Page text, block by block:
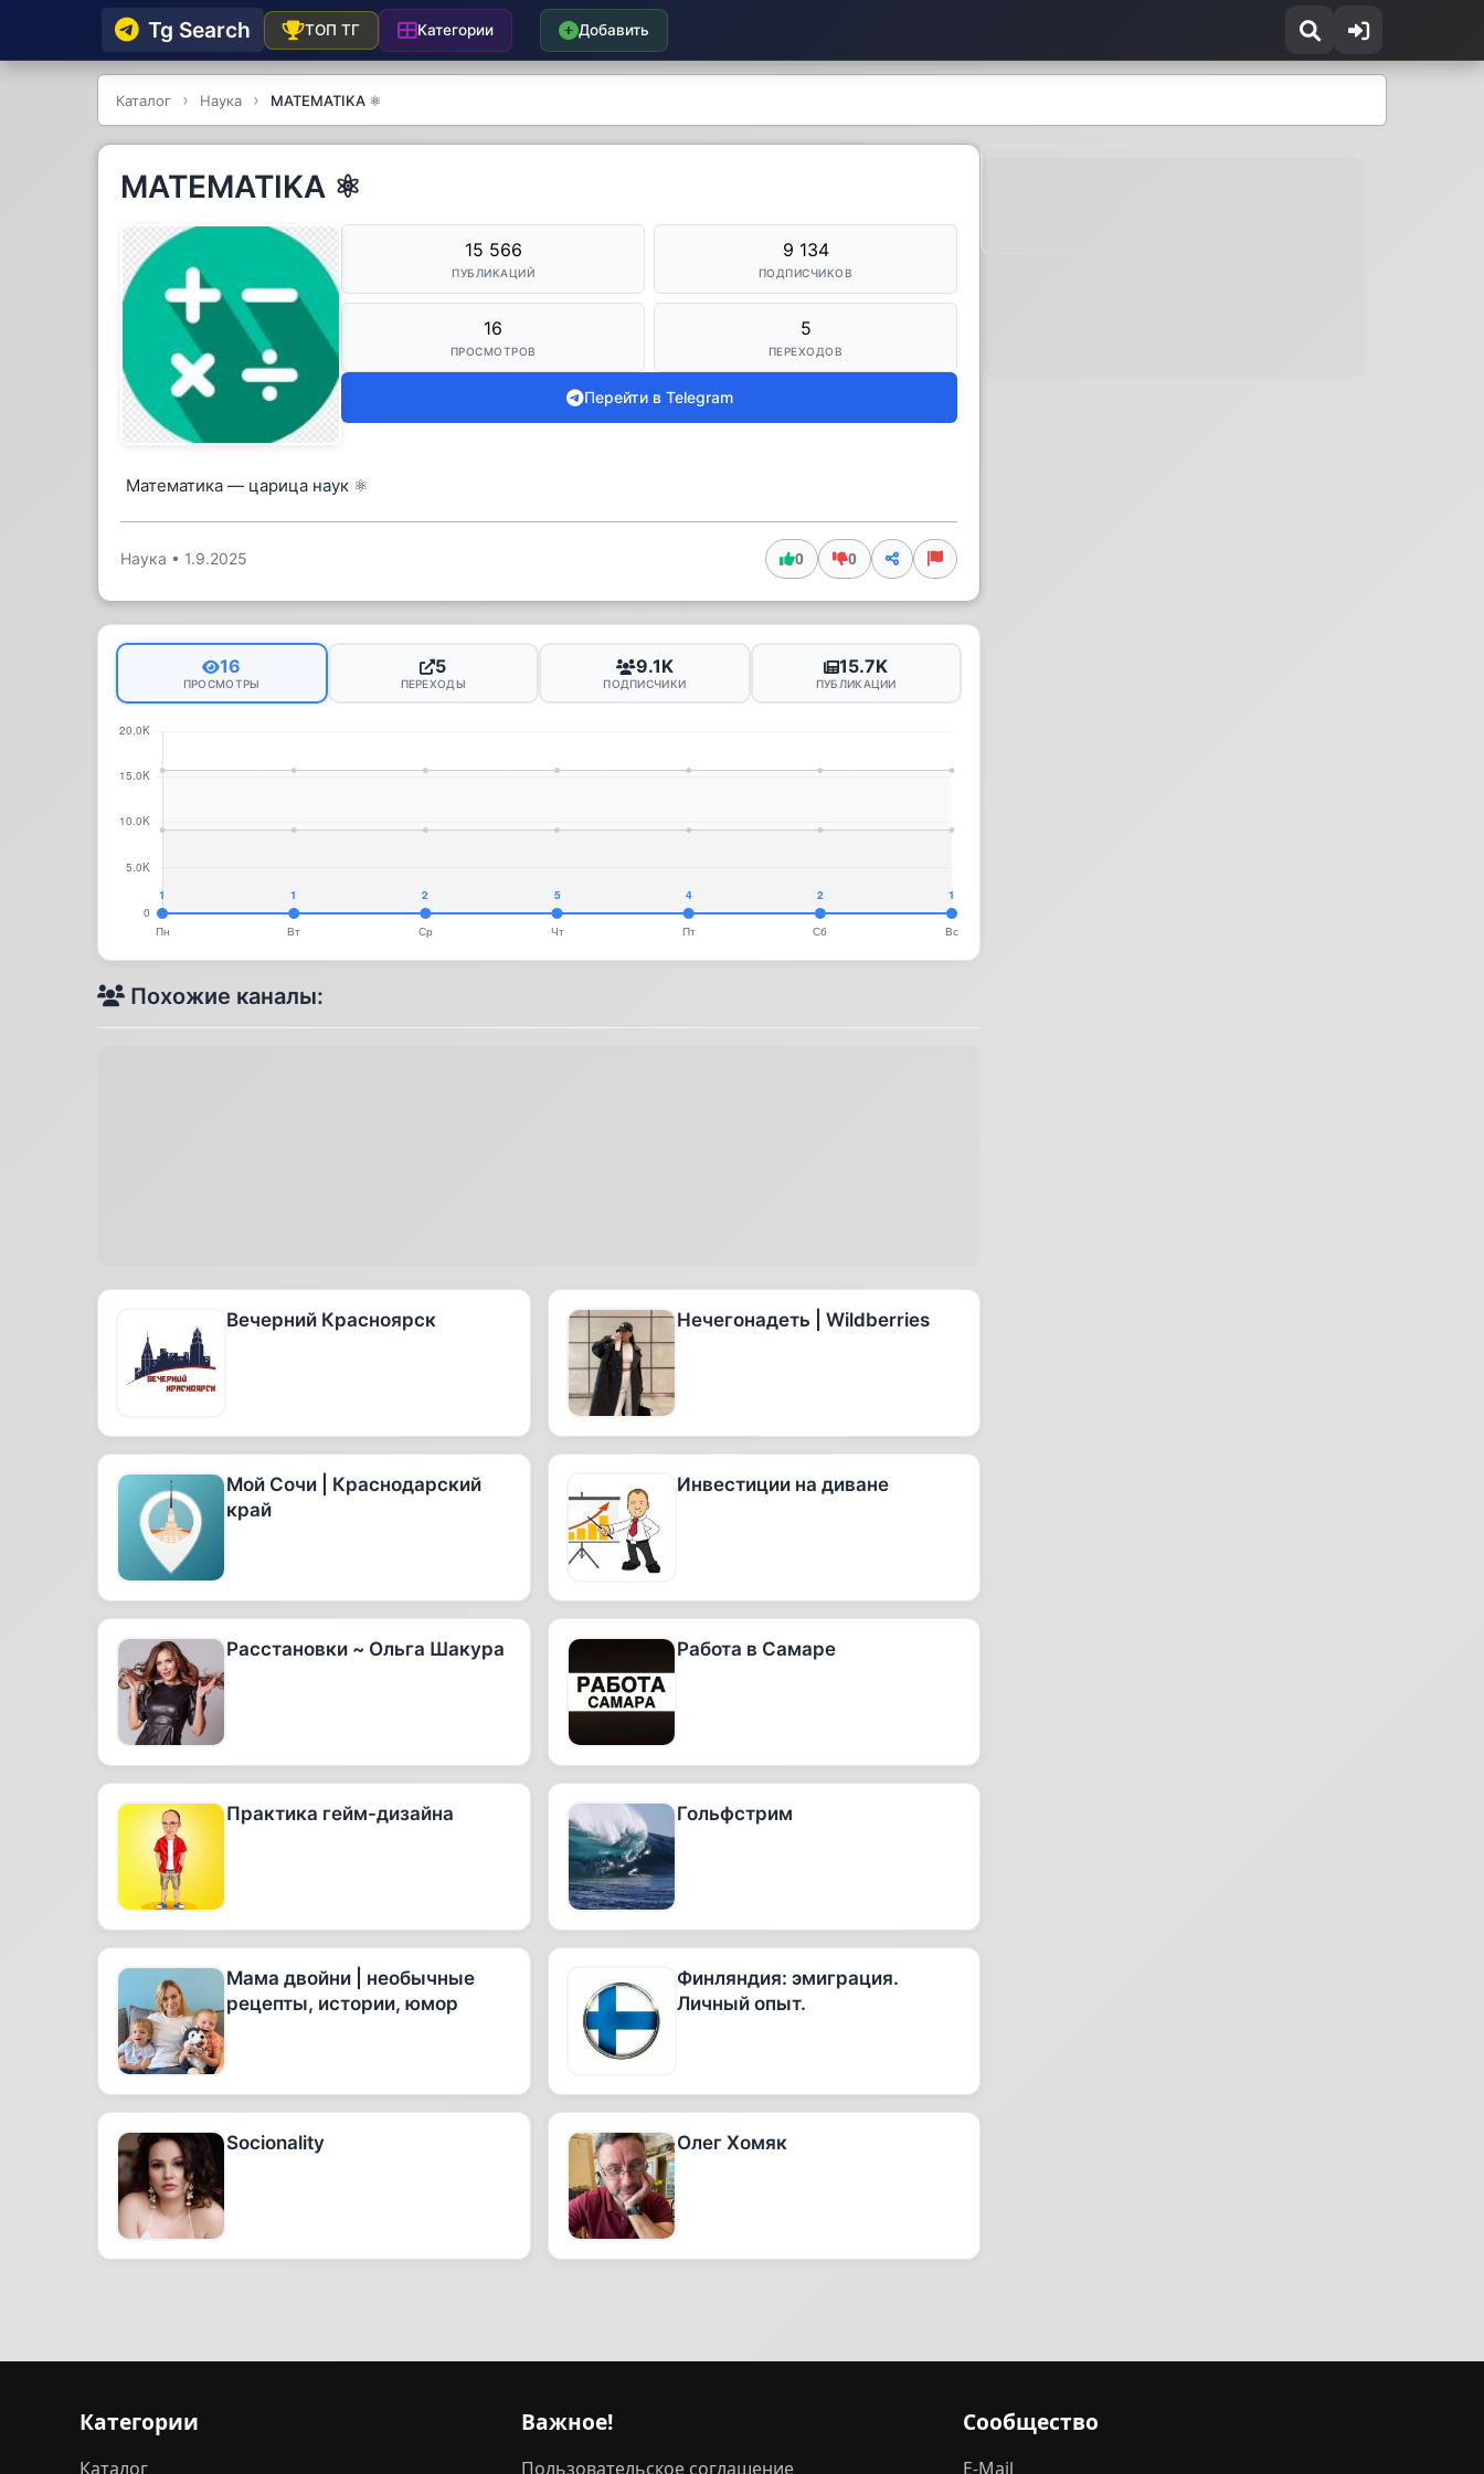
Tg Searсh ТОП ТГ Категории Добавить
Каталог Наука MATEMATIKA ⚛️
MATEMATIKA ⚛️
15 566
ПУБЛИКАЦИЙ
9 134
ПОДПИСЧИКОВ
16
ПРОСМОТРОВ
5
ПЕРЕХОДОВ
Перейти в Telegram
Математика — царица наук ⚛️
Наука • 1.9.2025 0 0
16
ПРОСМОТРЫ
5
ПЕРЕХОДЫ
9.1K
ПОДПИСЧИКИ
15.7K
ПУБЛИКАЦИИ
Похожие каналы:
Вечерний Красноярск Нечегонадеть | Wildberries
Мой Сочи | Краснодарский
край
Инвестиции на диване
Расстановки ~ Ольга Шакура Работа в Самаре
Практика гейм-дизайна Гольфстрим
Мама двойни | необычные
рецепты, истории, юмор
Финляндия: эмиграция.
Личный опыт.
Socionality Олег Хомяк
Категории
Каталог
Важное!
Пользовательское соглашение
Сообщество
E-Mail